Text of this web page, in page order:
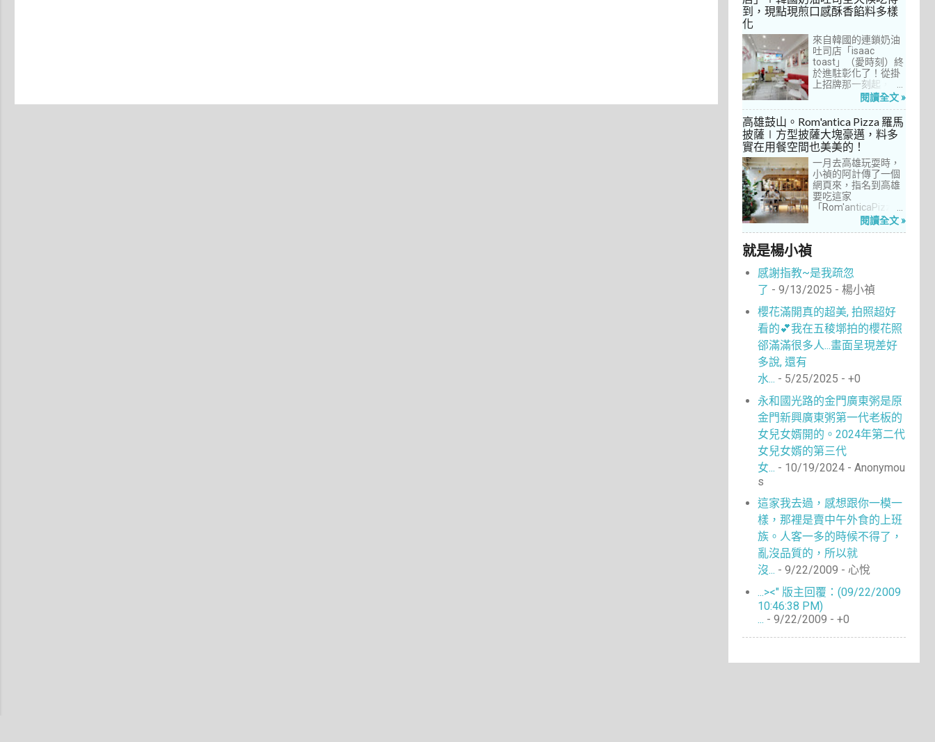
的道理在呀！
秋山居是春水堂創辦
人開設的，感覺就是
食的小禎而言，自然
深具吸引力。
JL Studio，當天回家
之後，我就迫不及待
從事美食採訪20多
年，只採訪沒吃的店
也不計其數，但從沒
有一家餐廳讓我這樣
充滿渴望，留下「真
的好想吃吃看」的懸
到，現點現煎口感酥香餡料多樣
化
來自韓國的連鎖奶油
吐司店「isaac
toast」（愛時刻）終
於進駐彰化了！從掛
上招牌那一刻起，小
禎就想著找時間來吃
家連鎖店許久，只是
每次去台中誘惑實在
太多了！就……，這一
次離家這麼近，不來
吃真的說不過去。
閱讀全文 »
高雄鼓山。Rom'antica Pizza 羅馬
披薩∣方型披薩大塊豪邁，料多
實在用餐空間也美美的！
一月去高雄玩耍時，
小禎的阿計傳了一個
網頁來，指名到高雄
要吃這家
「Rom'anticaPizza
羅馬披薩」，看了圖
少披薩店，一字排開
的各式披薩看起來琳
瑯滿目，走進店內就
能點上一塊喜愛的口
味大快朵頤，真的好
懷念啊！沒想到台灣
也有類似的披薩店。
走！就到高雄吃披薩
閱讀全文 »
就是楊小禎
感謝指教~是我疏忽
了 - 9/13/2025 - 楊小禎
櫻花滿開真的超美, 拍照超好
看的💕我在五稜墎拍的櫻花照
郤滿滿很多人...畫面呈現差好
多說, 還有
水... - 5/25/2025 - +0
永和國光路的金門廣東粥是原
金門新興廣東粥第一代老板的
女兒女婿開的。2024年第二代
女兒女婿的第三代
女... - 10/19/2024 - Anonymou
s
這家我去過，感想跟你一模一
樣，那裡是賣中午外食的上班
族。人客一多的時候不得了，
亂沒品質的，所以就
沒... - 9/22/2009 - 心悅
...><" 版主回覆：(09/22/2009
10:46:38 PM)
... - 9/22/2009 - +0